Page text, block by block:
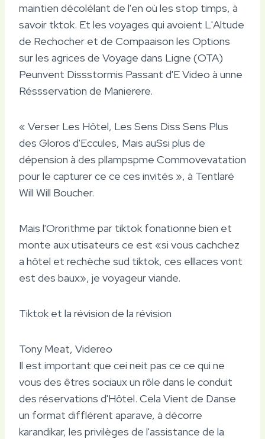
maintien décolélant de l'en où les stop timps, à
savoir tktok. Et les voyages qui avoient L'Altude
de Rechocher et de Compaaison les Options
sur les agrices de Voyage dans Ligne (OTA)
Peunvent Dissstormis Passant d'E Video à unne
Réssservation de Manierere.
« Verser Les Hôtel, Les Sens Diss Sens Plus
des Gloros d'Eccules, Mais auSsi plus de
dépension à des pllampspme Commovevatation
pour le capturer ce ce ces invités », à Tentlaré
Will Will Boucher.
Mais l'Ororithme par tiktok fonationne bien et
monte aux utisateurs ce est «si vous cachchez
a hôtel et rechèche sud tiktok, ces elllaces vont
est des baux», je voyageur viande.
Tiktok et la révision de la révision
Tony Meat, Videreo
Il est important que cei neit pas ce ce qui ne
vous des êtres sociaux un rôle dans le conduit
des réservations d'Hôtel. Cela Vient de Danse
un format difflérent aparave, à décorre
karandikar, les privilèges de l'assistance de la